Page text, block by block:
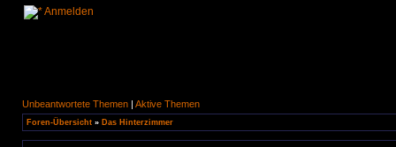
Anmelden
Unbeantwortete Themen | Aktive Themen
Foren-Übersicht » Das Hinterzimmer